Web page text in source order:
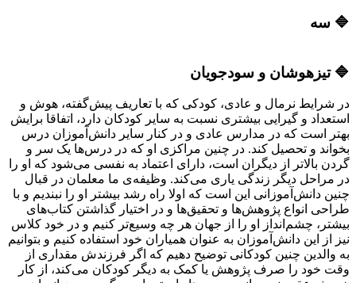
🔷 سه
🔷 تیزهوشان و سودجویان
در شرایط نرمال و عادی، کودکی که با تعاریف پیش‌گفته، هوش و
استعداد و گیرایی بیشتری نسبت به سایر کودکان دارد، اتفاقا برایش
بهتر است که در مدارس عادی و در کنار سایر دانش‌آموزان درس
بخواند و تحصیل کند. در چنین مراکزی او که در درس‌ها یک سر و
گردن بالاتر از دیگران است، دارای اعتماد به نفسی می‌شود که او را
در مراحل دیگر زندگی یاری می‌کند. وظیفه‌ی ما معلمان در قبال
چنین دانش‌آموزانی این است که اولا راه رشد بیشتر او را نبندیم و با
طراحی انواع پژوهش‌ها و تحقیق‌ها و در اختیار گذاشتن کتاب‌های
بیشتر، چشم‌انداز او را از جهان هر چه وسیع‌تر کنیم و در خود کلاس
نیز از این دانش‌آموزان به عنوان همیاران خود استفاده کنیم و بتوانیم
به والدین چنین کودکانی توضیح دهیم که اگر فرزندش مقداری از
وقت خود را صرف پژوهش یا کمک به دیگر کودکان می‌کند، از کار